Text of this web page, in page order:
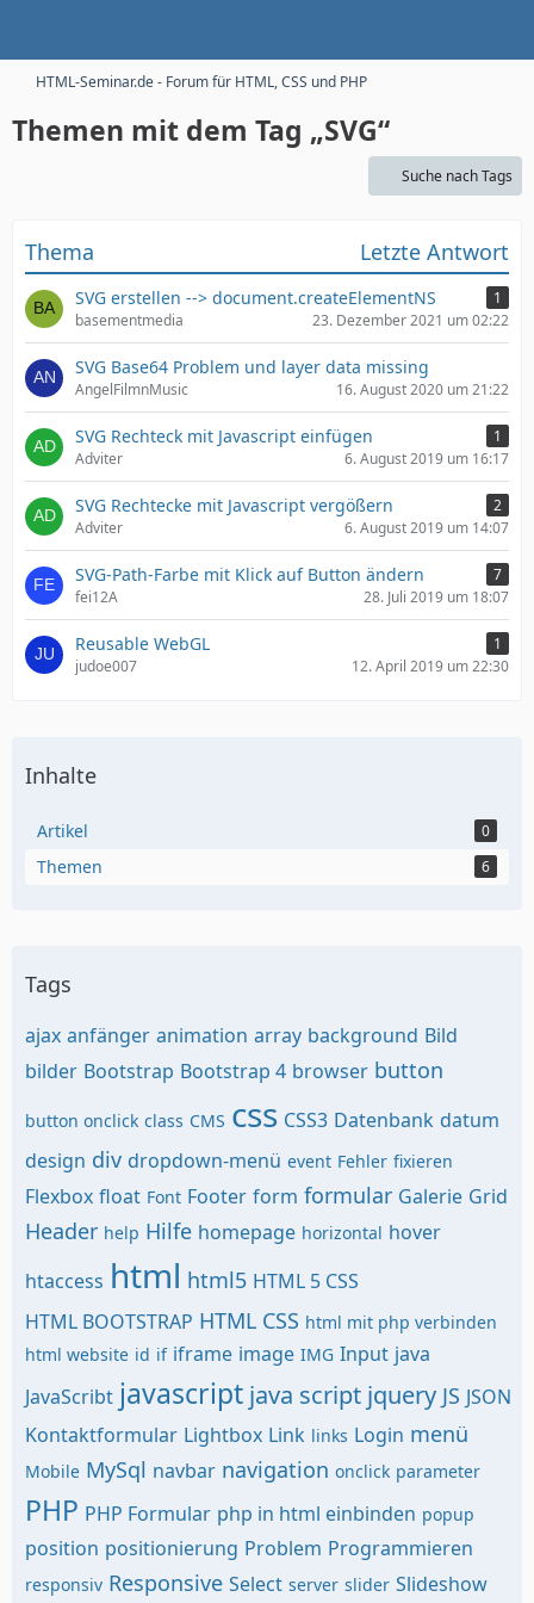
HTML-Seminar.de - Forum für HTML, CSS und PHP
Themen mit dem Tag „SVG“
Suche nach Tags
Thema Letzte Antwort
SVG erstellen --> document.createElementNS
1
basementmedia
23. Dezember 2021 um 02:22
SVG Base64 Problem und layer data missing
AngelFilmnMusic 16. August 2020 um 21:22
SVG Rechteck mit Javascript einfügen
1
Adviter
6. August 2019 um 16:17
SVG Rechtecke mit Javascript vergößern
2
Adviter
6. August 2019 um 14:07
SVG-Path-Farbe mit Klick auf Button ändern
7
fei12A
28. Juli 2019 um 18:07
Reusable WebGL
1
judoe007
12. April 2019 um 22:30
Inhalte
Artikel 0
Themen 6
Tags
ajax anfänger animation array background Bild
bilder Bootstrap Bootstrap 4 browser button
button onclick class CMS css CSS3 Datenbank datum
design div dropdown-menü event Fehler fixieren
Flexbox float Font Footer form formular Galerie Grid
Header help Hilfe homepage horizontal hover
htaccess html html5 HTML 5 CSS
HTML BOOTSTRAP HTML CSS html mit php verbinden
html website id if iframe image IMG Input java
JavaScribt javascript java script jquery JS JSON
Kontaktformular Lightbox Link links Login menü
Mobile MySql navbar navigation onclick parameter
PHP PHP Formular php in html einbinden popup
position positionierung Problem Programmieren
responsiv Responsive Select server slider Slideshow